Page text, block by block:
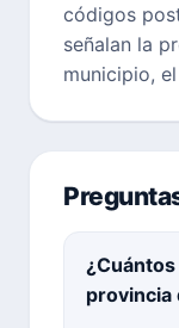
códigos
señalan la
municipio,
provincia